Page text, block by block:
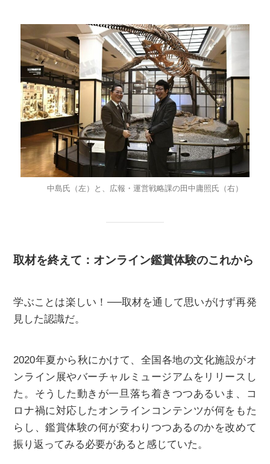
中島氏（左）と、広報・運営戦略課の田中庸照氏（右）
取材を終えて：オンライン鑑賞体験のこれから
学ぶことは楽しい！──取材を通して思いがけず再発
見した認識だ。
2020年夏から秋にかけて、全国各地の文化施設がオ
ンライン展やバーチャルミュージアムをリリースし
た。そうした動きが一旦落ち着きつつあるいま、コ
ロナ禍に対応したオンラインコンテンツが何をもた
らし、鑑賞体験の何が変わりつつあるのかを改めて
振り返ってみる必要があると感じていた。